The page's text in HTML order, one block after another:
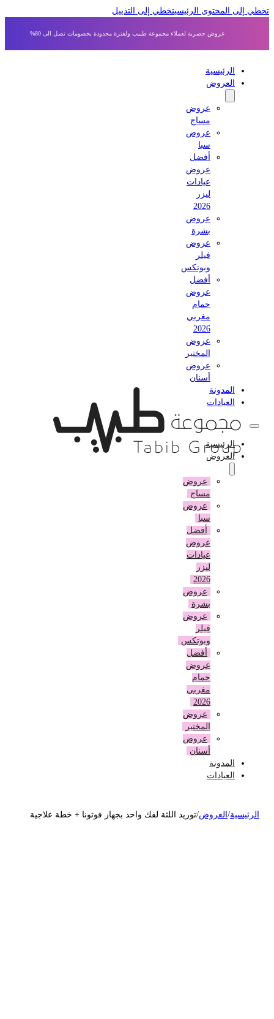
إلى المحتوى الرئيسي تخطي إلى التذييل
عروض حصرية لعملاء مجموعة طبيب ولفترة محدودة بخصومات تصل الى 80%
الرئيسية
العروض
عروض
مساج
عروض
أفضل
عروض
عيادات
عروض
بشرة
عروض
وبوتكس
أفضل
عروض
حمام
مغربي
عروض
المختبر
عروض
أسنان
المدونة
العيادات
الرئيسية
العروض
عروض
مساج
عروض
أفضل
عروض
عيادات
عروض
بشرة
عروض
وبوتكس
أفضل
عروض
حمام
مغربي
عروض
المختبر
عروض
أسنان
المدونة
العيادات
/العروض توريد اللثة لفك واحد بجهاز فوتونا + خطة علاجية